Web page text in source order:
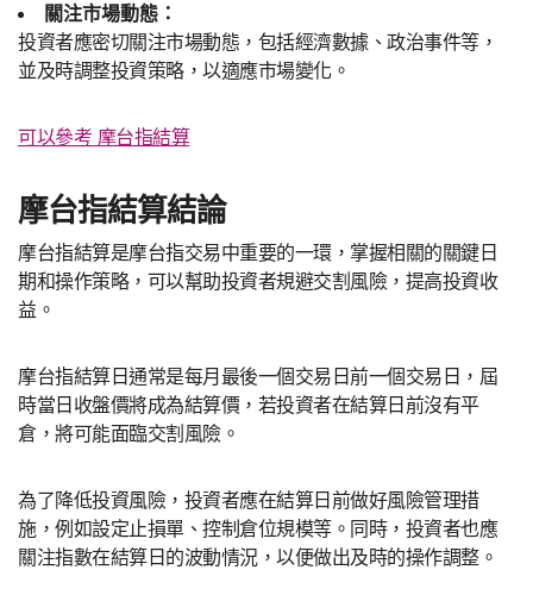
關注市場動態：
投資者應密切關注市場動態，包括經濟數據、政治事件等，
並及時調整投資策略，以適應市場變化。
可以參考 摩台指結算
摩台指結算結論
摩台指結算是摩台指交易中重要的一環，掌握相關的關鍵日
期和操作策略，可以幫助投資者規避交割風險，提高投資收
益。
摩台指結算日通常是每月最後一個交易日前一個交易日，屆
時當日收盤價將成為結算價，若投資者在結算日前沒有平
倉，將可能面臨交割風險。
為了降低投資風險，投資者應在結算日前做好風險管理措
施，例如設定止損單、控制倉位規模等。同時，投資者也應
關注指數在結算日的波動情況，以便做出及時的操作調整。